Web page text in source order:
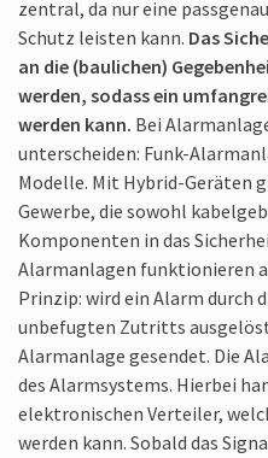
zentral, da nur eine
Schutz leisten kann. Das
an die (baulichen)
werden, sodass ein
werden kann. Bei
unterscheiden: Funk-
Modelle. Mit Hybrid-Geräten
Gewerbe, die sowohl
Komponenten in das
Alarmanlagen funktionieren
Prinzip: wird ein Alarm durch
unbefugten Zutritts
Alarmanlage gesendet. Die
des Alarmsystems. Hierbei
elektronischen Verteiler,
werden kann. Sobald das